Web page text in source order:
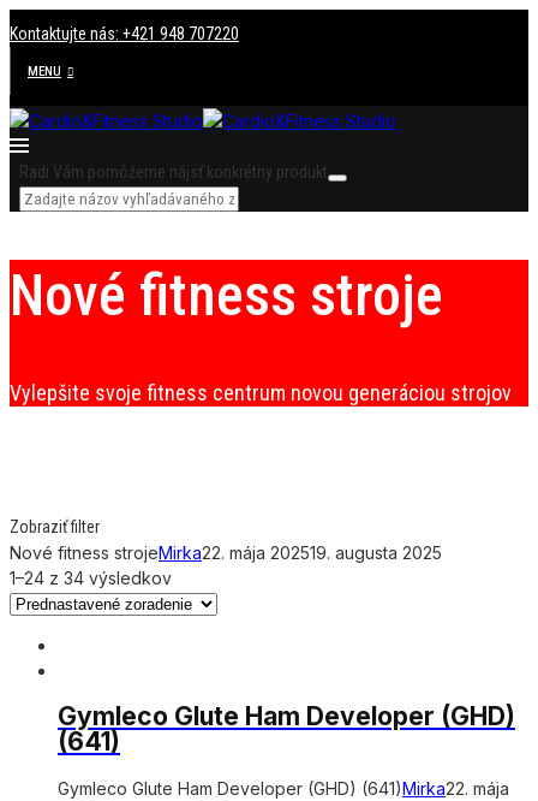
Kontaktujte nás: +421 948 707220
MENU
Radi Vám pomôžeme nájsť konkrétny produkt
Nové fitness stroje
Vylepšite svoje fitness centrum novou generáciou strojov
Zobraziť filter
Nové fitness strojeMirka22. mája 202519. augusta 2025
1–24 z 34 výsledkov
Gymleco Glute Ham Developer (GHD)
(641)
Gymleco Glute Ham Developer (GHD) (641)Mirka22. mája